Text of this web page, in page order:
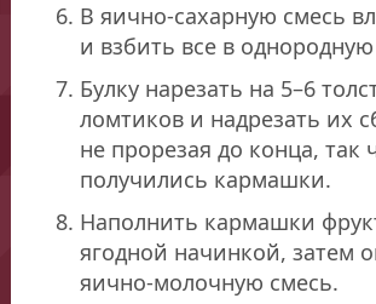
В яично-сахарную смесь
и взбить все в однородную
Булку нарезать на 5–6
ломтиков и надрезать их
не прорезая до конца, так
получились кармашки.
Наполнить кармашки
ягодной начинкой, затем
яично-молочную смесь.